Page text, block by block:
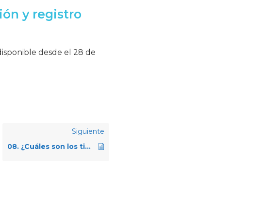
y registro
desde el 28 de
Siguiente
08. ¿Cuáles son los tipos de solicitud RENACYT?